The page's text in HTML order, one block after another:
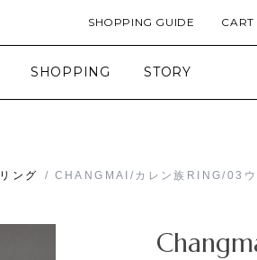
SHOPPING GUIDE CART
SHOPPING STORY
リング / CHANGMAI/カレン族RING/03